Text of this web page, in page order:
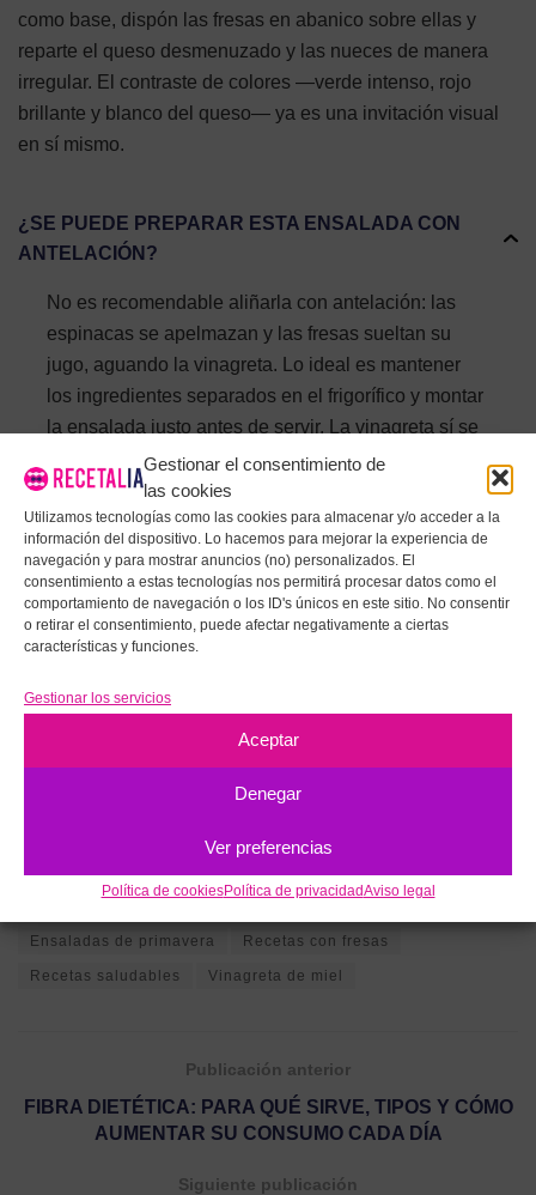
Gestionar el consentimiento de
las cookies
Utilizamos tecnologías como las cookies para almacenar y/o acceder a la
información del dispositivo. Lo hacemos para mejorar la experiencia de
navegación y para mostrar anuncios (no) personalizados. El
consentimiento a estas tecnologías nos permitirá procesar datos como el
comportamiento de navegación o los ID's únicos en este sitio. No consentir
o retirar el consentimiento, puede afectar negativamente a ciertas
características y funciones.
Gestionar los servicios
Aceptar
Denegar
Ver preferencias
Política de cookiesPolítica de privacidadAviso legal
como base, dispón las fresas en abanico sobre ellas y
reparte el queso desmenuzado y las nueces de manera
irregular. El contraste de colores —verde intenso, rojo
brillante y blanco del queso— ya es una invitación visual
en sí mismo.
¿SE PUEDE PREPARAR ESTA ENSALADA CON
ANTELACIÓN?
No es recomendable aliñarla con antelación: las
espinacas se apelmazan y las fresas sueltan su
jugo, aguando la vinagreta. Lo ideal es mantener
los ingredientes separados en el frigorífico y montar
la ensalada justo antes de servir. La vinagreta sí se
puede preparar con horas de anticipación y guardar
en un tarro cerrado.
¿QUÉ TIPO DE QUESO COMBINA MEJOR CON LAS
FRESAS?
¿ES APTA PARA PERSONAS CELÍACAS O CON
Ensaladas de primavera Recetas con fresas
Recetas saludables Vinagreta de miel
Publicación anterior
FIBRA DIETÉTICA: PARA QUÉ SIRVE, TIPOS Y CÓMO
AUMENTAR SU CONSUMO CADA DÍA
Siguiente publicación